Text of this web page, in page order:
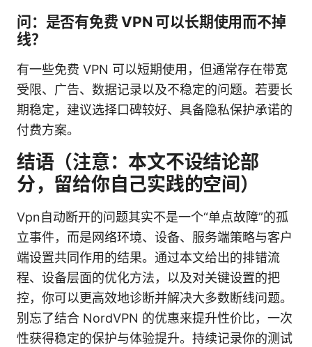
问：是否有免费 VPN 可以长期使用而不掉
线？
有一些免费 VPN 可以短期使用，但通常存在带宽
受限、广告、数据记录以及不稳定的问题。若要长
期稳定，建议选择口碑较好、具备隐私保护承诺的
付费方案。
结语（注意：本文不设结论部
分，留给你自己实践的空间）
Vpn自动断开的问题其实不是一个“单点故障”的孤
立事件，而是网络环境、设备、服务端策略与客户
端设置共同作用的结果。通过本文给出的排错流
程、设备层面的优化方法，以及对关键设置的把
控，你可以更高效地诊断并解决大多数断线问题。
别忘了结合 NordVPN 的优惠来提升性价比，一次
性获得稳定的保护与体验提升。持续记录你的测试